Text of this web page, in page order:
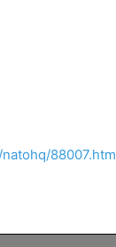
88007.htm